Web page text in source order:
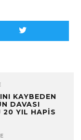
KAYBEDEN
DAVASI
20 YIL HAPIS